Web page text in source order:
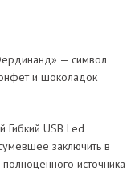
— символ
и шоколадок
USB Led
заключить в
источника